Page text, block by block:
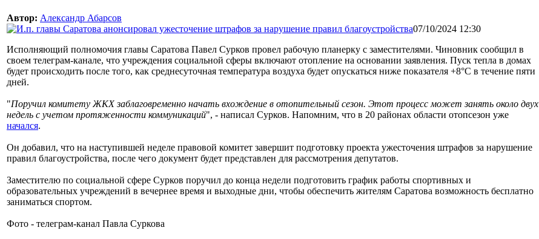
Автор: Александр Абарсов
07/10/2024 12:30
Исполняющий полномочия главы Саратова Павел Сурков провел рабочую планерку с заместителями. Чиновник сообщил в
своем телеграм-канале, что учреждения социальной сферы включают отопление на основании заявления. Пуск тепла в домах
будет происходить после того, как среднесуточная температура воздуха будет опускаться ниже показателя +8°С в течение пяти
дней.
"Поручил комитету ЖКХ заблаговременно начать вхождение в отопительный сезон. Этот процесс может занять около двух
недель с учетом протяженности коммуникаций", - написал Сурков. Напомним, что в 20 районах области отопсезон уже
начался.
Он добавил, что на наступившей неделе правовой комитет завершит подготовку проекта ужесточения штрафов за нарушение
правил благоустройства, после чего документ будет представлен для рассмотрения депутатов.
Заместителю по социальной сфере Сурков поручил до конца недели подготовить график работы спортивных и
образовательных учреждений в вечернее время и выходные дни, чтобы обеспечить жителям Саратова возможность бесплатно
заниматься спортом.
Фото - телеграм-канал Павла Суркова